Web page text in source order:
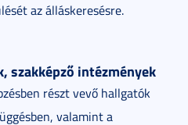
az álláskeresésre.
szakképző intézmények
részt vevő hallgatók
valamint a